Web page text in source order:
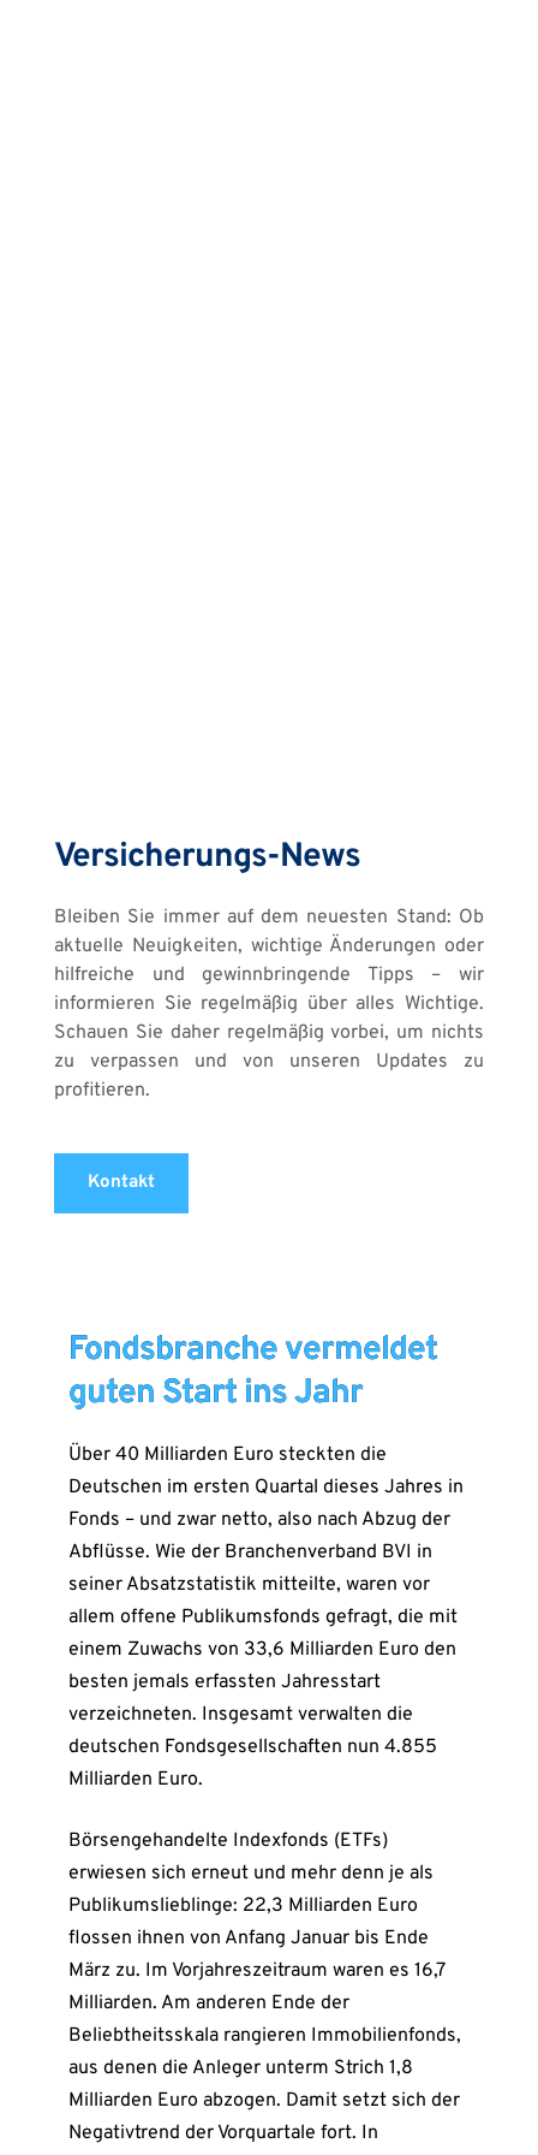
Versicherungs-News
Bleiben Sie immer auf dem neuesten Stand: Ob
aktuelle Neuigkeiten, wichtige Änderungen oder
hilfreiche und gewinnbringende Tipps – wir
informieren Sie regelmäßig über alles Wichtige.
Schauen Sie daher regelmäßig vorbei, um nichts
zu verpassen und von unseren Updates zu
profitieren.
Kontakt
Fondsbranche vermeldet
guten Start ins Jahr
Über 40 Milliarden Euro steckten die
Deutschen im ersten Quartal dieses Jahres in
Fonds – und zwar netto, also nach Abzug der
Abflüsse. Wie der Branchenverband BVI in
seiner Absatzstatistik mitteilte, waren vor
allem offene Publikumsfonds gefragt, die mit
einem Zuwachs von 33,6 Milliarden Euro den
besten jemals erfassten Jahresstart
verzeichneten. Insgesamt verwalten die
deutschen Fondsgesellschaften nun 4.855
Milliarden Euro.
Börsengehandelte Indexfonds (ETFs)
erwiesen sich erneut und mehr denn je als
Publikumslieblinge: 22,3 Milliarden Euro
flossen ihnen von Anfang Januar bis Ende
März zu. Im Vorjahreszeitraum waren es 16,7
Milliarden. Am anderen Ende der
Beliebtheitsskala rangieren Immobilienfonds,
aus denen die Anleger unterm Strich 1,8
Milliarden Euro abzogen. Damit setzt sich der
Negativtrend der Vorquartale fort. In